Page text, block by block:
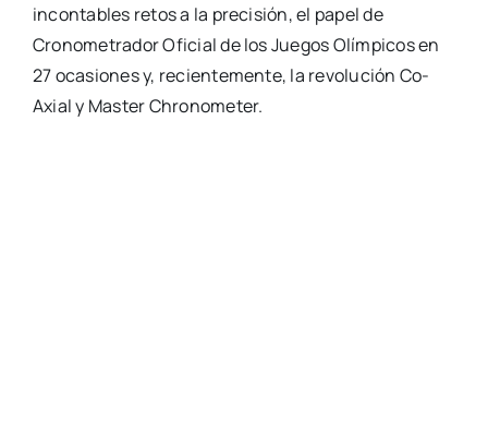
incontables retos a la precisión, el papel de
Cronometrador Oficial de los Juegos Olímpicos en
27 ocasiones y, recientemente, la revolución Co-
Axial y Master Chronometer.